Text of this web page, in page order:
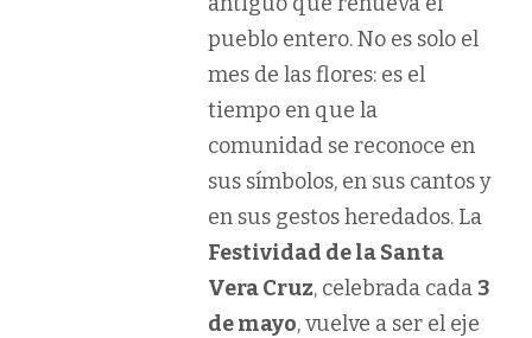
pueblo entero. No es solo el
mes de las flores: es el
tiempo en que la
comunidad se reconoce en
sus símbolos, en sus cantos y
en sus gestos heredados. La
Festividad de la Santa
Vera Cruz, celebrada cada3
de mayo, vuelve a ser el eje